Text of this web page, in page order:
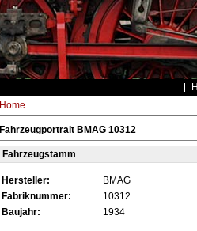
Home
Fahrzeugportrait BMAG 10312
Fahrzeugstamm
Hersteller:
BMAG
Fabriknummer:
10312
Baujahr:
1934